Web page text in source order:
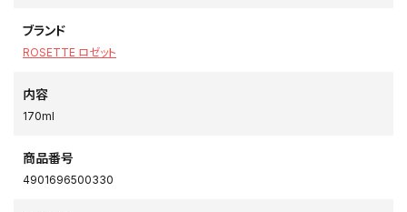
ブランド
ROSETTE ロゼット
内容
170ml
商品番号
4901696500330